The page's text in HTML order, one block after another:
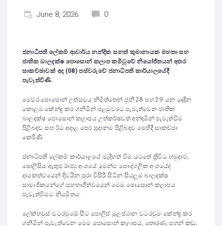
June 8, 2026 0
ජනාධිපති ලේකම් ආචාර්ය නන්දික සනත් කුමානායක මහතා සහ
ජාතික බාලදක්ෂ පොසොන් කලාප කමිටුවේ නියෝජිතයන් අතර
සාකච්ඡාවක් අද (08) පස්වරුවේ ජනාධිපති කාර්යාලයේදී
පැවැත්විණි.
මෙවර පොසොන් උත්සවය නිමිත්තෙන් ජුනි 28 සහ 29 යන දෙදින
කොළඹ කේන්ද්‍ර කර ගනිමින් පළමුවරට පැවැත්වෙන ජාතික
බාලදක්ෂ පොසොන් කලාපය උත්කර්ෂවත් අන්දමින් පැවැත්වීම
පිළිබඳව සහ ඊට අදාළ පෙර සූදානම පිළිබඳව මෙහිදී සාකච්ඡා
කෙරිණි.
ජනාධිපති ලේකම් කාර්යාලයේ මැදිහත් වීම යටතේ ත්‍රිවිධ හමුදාව,
පොලිසිය ඇතුළු රාජ්‍ය අංශයේ මෙන්ම පෞද්ගලික අංශයේද
දායකත්වයෙන් දිවයින පුරා විසිරී සිටින සියලුම බාලදක්ෂ
සාමාජිකයන්ගේ සහභාගීත්වයෙන් මෙම පොසොන් කලාපය
පැවැත්වීමට නියමිතය.
ලේක්හවුස් වටරවුමේ සිට පොලිස් මූලස්ථාන වටරවුම කේන්ද්‍ර කර
ගනිමින් පැවැත්වෙන මෙම පොසොන් කලාපය, තොරණ, පහන් කූඩු,